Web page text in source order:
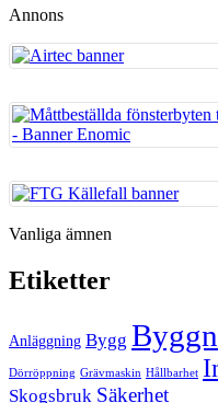
Annons
Vanliga ämnen
Etiketter
Anläggning Bygg
Dörröppning Grävmaskin Hållbarhet
Skogsbruk Säkerhet